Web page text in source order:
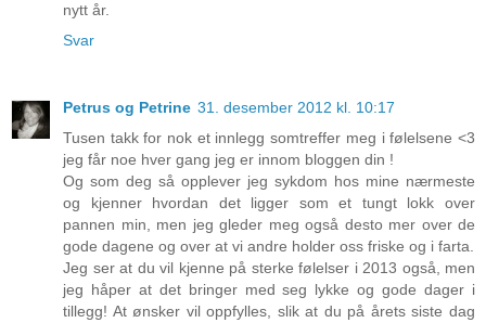
nytt år.
Svar
Petrus og Petrine 31. desember 2012 kl. 10:17
Tusen takk for nok et innlegg somtreffer meg i følelsene <3
jeg får noe hver gang jeg er innom bloggen din !
Og som deg så opplever jeg sykdom hos mine nærmeste
og kjenner hvordan det ligger som et tungt lokk over
pannen min, men jeg gleder meg også desto mer over de
gode dagene og over at vi andre holder oss friske og i farta.
Jeg ser at du vil kjenne på sterke følelser i 2013 også, men
jeg håper at det bringer med seg lykke og gode dager i
tillegg! At ønsker vil oppfylles, slik at du på årets siste dag